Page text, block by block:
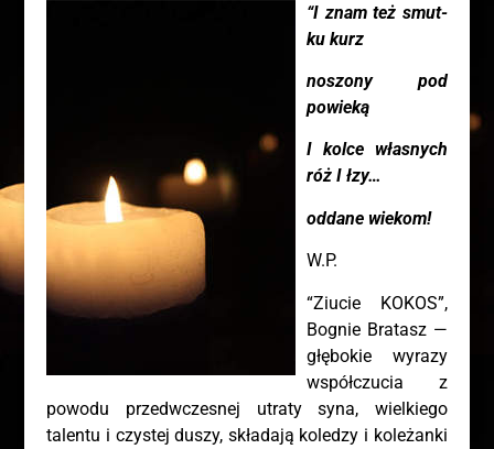
“I znam też smut­
ku kurz
noszo­ny pod
powieką
I kol­ce wła­snych
róż I łzy…
odda­ne wiekom!
W.P.
“Ziu­cie KOKOS”,
Bognie Bra­tasz —
głę­bo­kie wyra­zy
współ­czu­cia z
powo­du przed­wcze­snej utra­ty syna, wiel­kie­go
talen­tu i czy­stej duszy, skła­da­ją kole­dzy i kole­żan­ki